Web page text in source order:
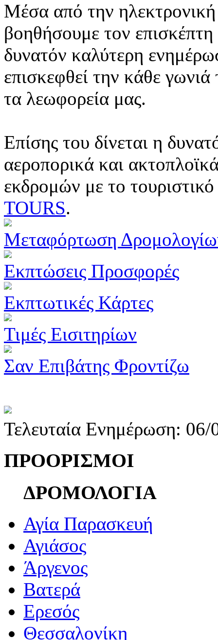
Μέσα από την ηλεκτρονική
βοηθήσουμε τον
δυνατόν καλύτερη
επισκεφθεί την κάθε
τα λεωφορεία μας.
Επίσης του δίνεται η
αεροπορικά και
εκδρομών με το
TOURS.
Μεταφόρτωση
Εκπτώσεις Προσφορές
Εκπτωτικές Κάρτες
Τιμές Εισιτηρίων
Σαν Επιβάτης Φροντίζω
Τελευταία Ενημέρωση:
ΠΡΟΟΡΙΣΜΟΙ
ΔΡΟΜΟΛΟΓΙΑ
Αγία Παρασκευή
Αγιάσος
Άργενος
Βατερά
Ερεσός
Θεσσαλονίκη